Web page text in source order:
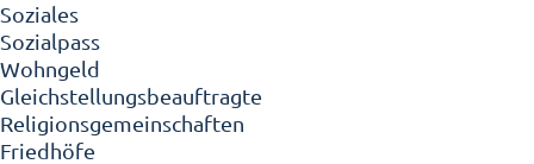
Soziales
Sozialpass
Wohngeld
Gleichstellungsbeauftragte
Religionsgemeinschaften
Friedhöfe